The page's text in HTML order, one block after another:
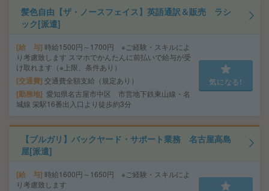
髪色自由【ザ・ノースフェイス】英語通訳＆販売 ラシ
ック[派遣]
給 与 時給1500円～1700円 ※ご経験・スキルによ
り考慮致します スマホでかんたんに前払いで給与が受
け取れます（※上限、条件あり）
交通費 交通費全額支給（規定あり）
勤務地 愛知県名古屋市中区 市営地下鉄東山線・名
城線 栄駅16番出入口より徒歩約3分
気になる!
【ブルガリ】バックヤード・サポート業務 名古屋高島
屋[派遣]
給 与 時給1600円～1650円 ※ご経験・スキルによ
り考慮致します